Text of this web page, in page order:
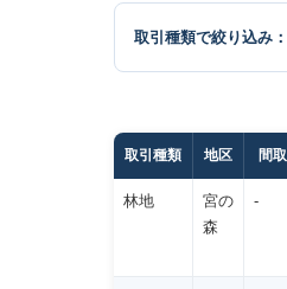
取引種類で絞り込み：
取引種類 地区 間取
林地
宮の
森
-